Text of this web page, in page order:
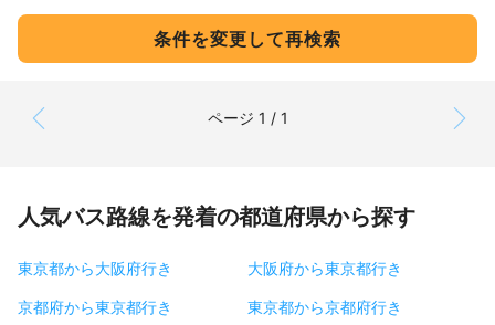
条件を変更して再検索
ページ 1 / 1
人気バス路線を発着の都道府県から探す
東京都から大阪府行き 大阪府から東京都行き
京都府から東京都行き 東京都から京都府行き